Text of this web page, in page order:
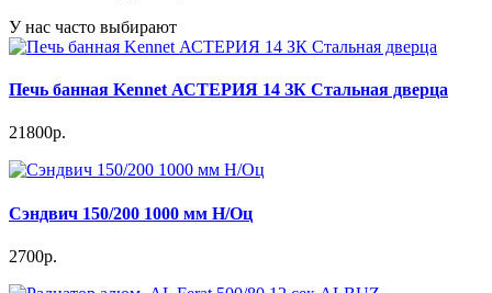
У нас часто выбирают
Печь банная Kennet АСТЕРИЯ 14 ЗК Стальная дверца
21800р.
Сэндвич 150/200 1000 мм Н/Оц
2700р.